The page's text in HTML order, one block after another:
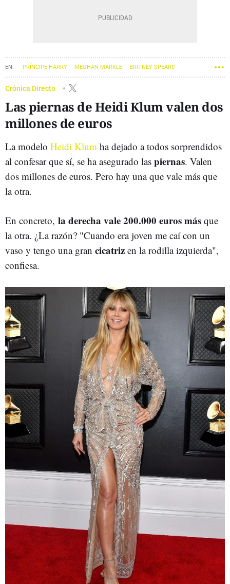
PRÍNCIPE HARRY MEGHAN MARKLE BRITNEY SPEARS
IÑAKI URDANGARIN KANYE WEST
Crónica Directo
Las piernas de Heidi Klum valen dos
millones de euros
La modelo Heidi Klum ha dejado a todos sorprendidos
al confesar que sí, se ha asegurado las piernas. Valen
dos millones de euros. Pero hay una que vale más que
la otra.
En concreto, la derecha vale 200.000 euros más que
la otra. ¿La razón? "Cuando era joven me caí con un
vaso y tengo una gran cicatriz en la rodilla izquierda",
confiesa.